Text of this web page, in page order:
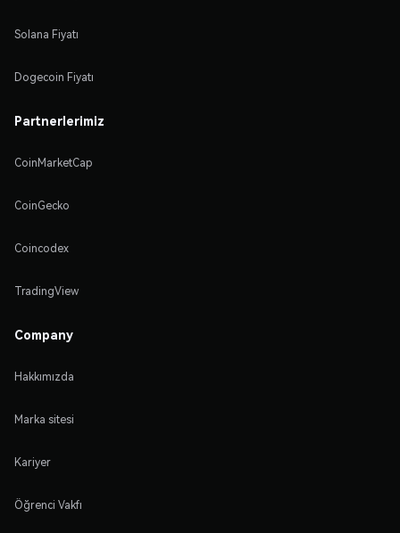
Solana Fiyatı
Dogecoin Fiyatı
Partnerlerimiz
CoinMarketCap
CoinGecko
Coincodex
TradingView
Company
Hakkımızda
Marka sitesi
Kariyer
Öğrenci Vakfı